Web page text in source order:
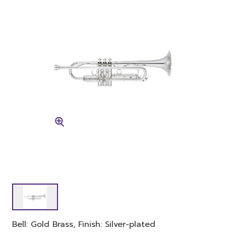
Bell: Gold Brass, Finish: Silver-plated